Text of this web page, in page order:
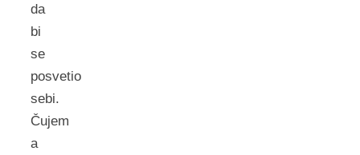
da
bi
se
posvetio
sebi.
Čujem
a